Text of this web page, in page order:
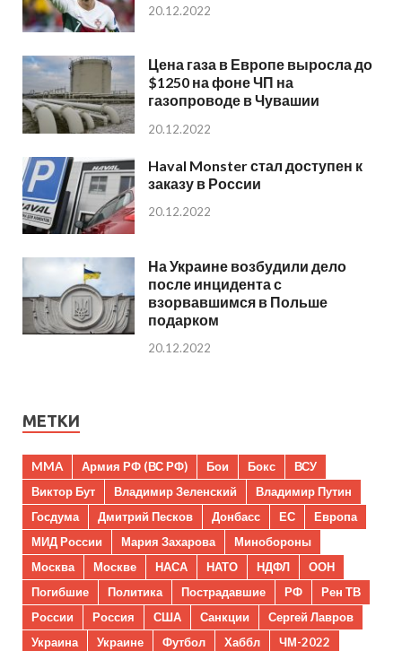
20.12.2022
Цена газа в Европе выросла до
$1250 на фоне ЧП на
газопроводе в Чувашии
20.12.2022
Haval Monster стал доступен к
заказу в России
20.12.2022
На Украине возбудили дело
после инцидента с
взорвавшимся в Польше
подарком
20.12.2022
МЕТКИ
MMA Армия РФ (ВС РФ) Бои Бокс
ВСУ
Виктор Бут
Владимир Зеленский
Владимир Путин
Госдума
Дмитрий Песков Донбасс ЕС
Европа
МИД России
Мария Захарова
Минобороны
Москва
Москве НАСА НАТО НДФЛ
ООН
Погибшие
Политика Пострадавшие РФ
Рен ТВ
России
Россия США Санкции
Сергей Лавров
Украина
Украине Футбол Хаббл
ЧМ-2022